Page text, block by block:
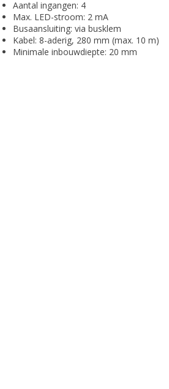
Aantal ingangen: 4
Max. LED-stroom: 2 mA
Busaansluiting: via busklem
Kabel: 8-aderig, 280 mm (max. 10 m)
Minimale inbouwdiepte: 20 mm